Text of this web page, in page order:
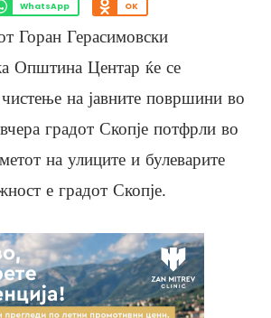
WhatsApp OK
Горан Герасимовски
Општина Центар ќе се
на јавните површини во
градот Скопје потфрли во
на улиците и булеварите
е градот Скопје.